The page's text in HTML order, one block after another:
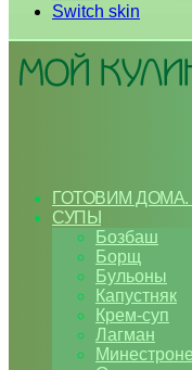
Switch skin
ГОТОВИМ
СУПЫ
Бозбаш
Борщ
Бульоны
Капустняк
Крем-суп
Лагман
Минестроне